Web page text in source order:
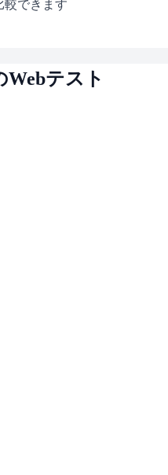
較できます
Webテスト